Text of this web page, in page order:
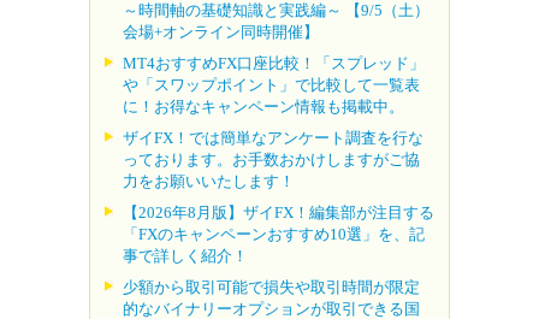
～時間軸の基礎知識と実践編～ 【9/5（土）
会場+オンライン同時開催】
MT4おすすめFX口座比較！「スプレッド」
や「スワップポイント」で比較して一覧表
に！お得なキャンペーン情報も掲載中。
ザイFX！では簡単なアンケート調査を行な
っております。お手数おかけしますがご協
力をお願いいたします！
【2026年8月版】ザイFX！編集部が注目する
「FXのキャンペーンおすすめ10選」を、記
事で詳しく紹介！
少額から取引可能で損失や取引時間が限定
的なバイナリーオプションが取引できる国